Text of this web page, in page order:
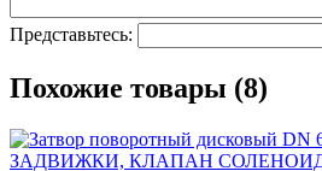
Представьтесь:
Похожие товары (8)